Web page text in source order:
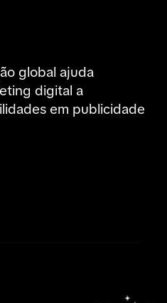
global ajuda
digital a
em publicidade